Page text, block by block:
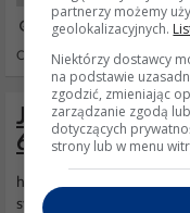
17 Paź 2011 05:35
Odpowiedzi: 3 Wyświetleń:
Jak
6367 z
http://
swoim ruterze powinno
partnerzy możemy
geolokalizacyjnych.
Niektórzy dostawcy
na podstawie
zgodzić, zmieniając
zarządzanie zgodą
dotyczących
strony lub w menu